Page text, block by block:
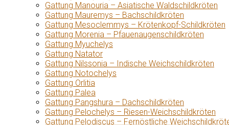
Gattung Manouria – Asiatische Waldschildkröten
Gattung Mauremys – Bachschildkröten
Gattung Mesoclemmys – Krötenkopf-Schildkröten
Gattung Morenia – Pfauenaugenschildkröten
Gattung Myuchelys
Gattung Natator
Gattung Nilssonia – Indische Weichschildkröten
Gattung Notochelys
Gattung Orlitia
Gattung Palea
Gattung Pangshura – Dachschildkröten
Gattung Pelochelys – Riesen-Weichschildkröten
Gattung Pelodiscus – Fernöstliche